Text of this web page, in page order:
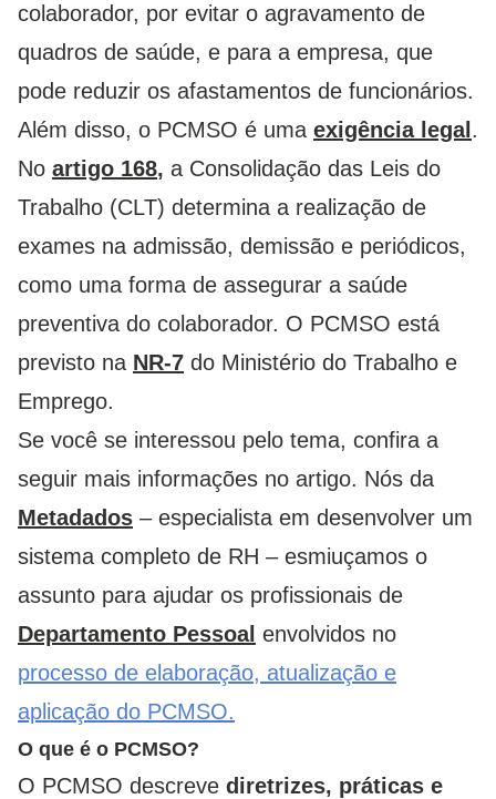
colaborador, por evitar o agravamento de
quadros de saúde, e para a empresa, que
pode reduzir os afastamentos de funcionários.
Além disso, o PCMSO é uma exigência legal .
No artigo 168, a Consolidação das Leis do
Trabalho (CLT) determina a realização de
exames na admissão, demissão e periódicos,
como uma forma de assegurar a saúde
preventiva do colaborador. O PCMSO está
previsto na NR-7 do Ministério do Trabalho e
Emprego.
Se você se interessou pelo tema, confira a
seguir mais informações no artigo. Nós da
Metadados – especialista em desenvolver um
sistema completo de RH – esmiuçamos o
assunto para ajudar os profissionais de
Departamento Pessoal envolvidos no
processo de elaboração, atualização e
aplicação do PCMSO.
O que é o PCMSO?
O PCMSO descreve diretrizes, práticas e